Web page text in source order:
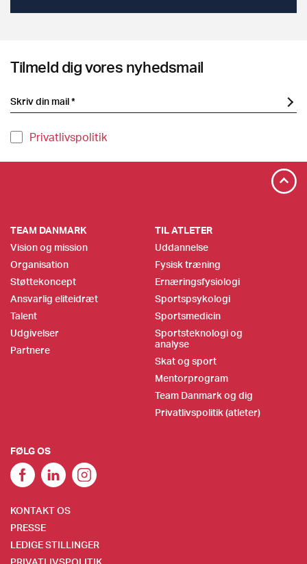
Tilmeld dig vores nyhedsmail
Privatlivspolitik
TEAM DANMARK
Vision og mission
Organisation
Støttekoncept
Ansvarlig eliteidræt
Talent
Udgivelser
Partnere
TIL ATLETER
Uddannelse
Fysisk træning
Ernæringsfysiologi
Sportspsykologi
Sportsmedicin
Sportsteknologi og
analyse
Skat og sport
Mentorprogram
Team Danmark og dig
Privatlivspolitik (atleter)
FØLG OS
KONTAKT OS
PRESSE
LEDIGE STILLINGER